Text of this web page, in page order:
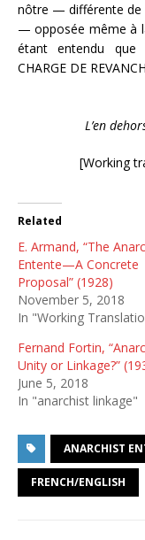
nôtre — différente de
— opposée même à
étant entendu que
CHARGE DE
L’en
[Working
Related
E. Armand, “The
Entente—A Concrete
Proposal” (1928)
November 5, 2018
In "Working
Fernand Fortin,
Unity or Linkage?”
June 5, 2018
In "anarchist linkage"
ANARCHIST
FRENCH/ENGLISH